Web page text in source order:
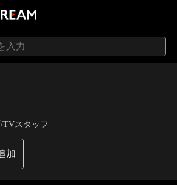
スタッフ
加